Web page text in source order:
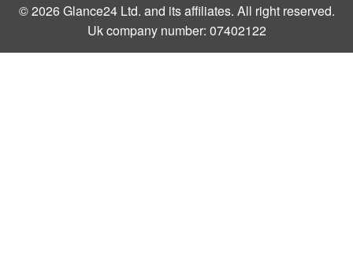
© 2026 Glance24 Ltd. and its affiliates. All right reserved.
Uk company number: 07402122